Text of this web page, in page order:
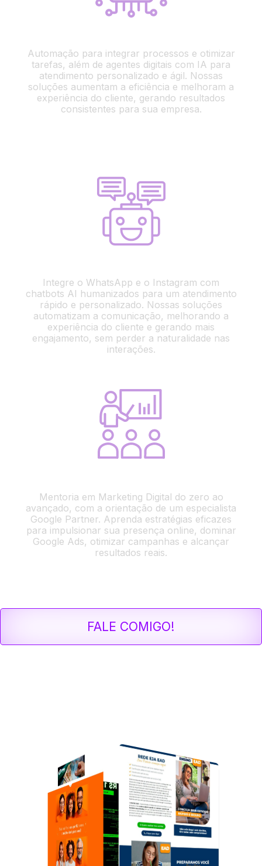
Automação para integrar processos e otimizar
tarefas, além de agentes digitais com IA para
atendimento personalizado e ágil. Nossas
soluções aumentam a eficiência e melhoram a
experiência do cliente, gerando resultados
consistentes para sua empresa.
Integre o WhatsApp e o Instagram com
chatbots AI humanizados para um atendimento
rápido e personalizado. Nossas soluções
automatizam a comunicação, melhorando a
experiência do cliente e gerando mais
engajamento, sem perder a naturalidade nas
interações.
Mentoria em Marketing Digital do zero ao
avançado, com a orientação de um especialista
Google Partner. Aprenda estratégias eficazes
para impulsionar sua presença online, dominar
Google Ads, otimizar campanhas e alcançar
resultados reais.
FALE COMIGO!